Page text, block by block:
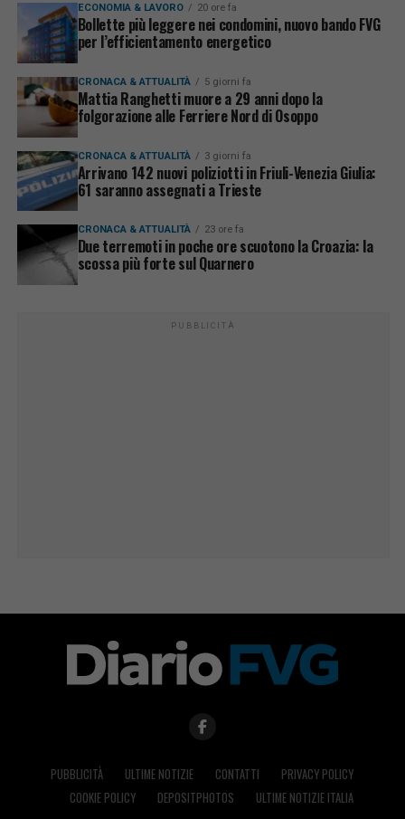
ECONOMIA & LAVORO 20 ore fa
Bollette più leggere nei condomini, nuovo bando FVG
per l’efficientamento energetico
CRONACA & ATTUALITÀ 5 giorni fa
Mattia Ranghetti muore a 29 anni dopo la
folgorazione alle Ferriere Nord di Osoppo
CRONACA & ATTUALITÀ 3 giorni fa
Arrivano 142 nuovi poliziotti in Friuli-Venezia Giulia:
61 saranno assegnati a Trieste
CRONACA & ATTUALITÀ 23 ore fa
Due terremoti in poche ore scuotono la Croazia: la
scossa più forte sul Quarnero
PUBBLICITÀ
PUBBLICITÀ ULTIME NOTIZIE CONTATTI
PRIVACY POLICY
COOKIE POLICY
DEPOSITPHOTOS ULTIME NOTIZIE ITALIA